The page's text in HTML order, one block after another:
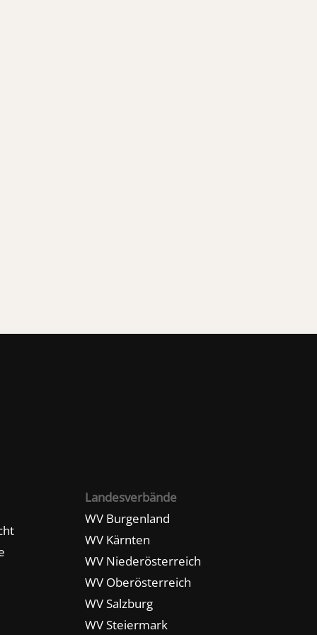
Landesverbände
WV Burgenland
WV Kärnten
WV Niederösterreich
WV Oberösterreich
WV Salzburg
WV Steiermark